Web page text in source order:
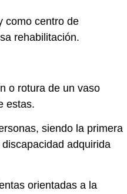
como centro de
rehabilitación.
o rotura de un vaso
estas.
siendo la primera
adquirida
orientadas a la